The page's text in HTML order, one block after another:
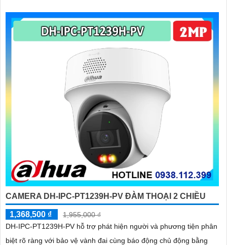
CAMERA DH-IPC-PT1239H-PV ĐÀM THOẠI 2 CHIỀU
1,368,500 ₫
1,955,000 ₫
DH-IPC-PT1239H-PV hỗ trợ phát hiện người và phương tiện phân
biệt rõ ràng với bảo vệ vành đai cùng báo động chủ động bằng